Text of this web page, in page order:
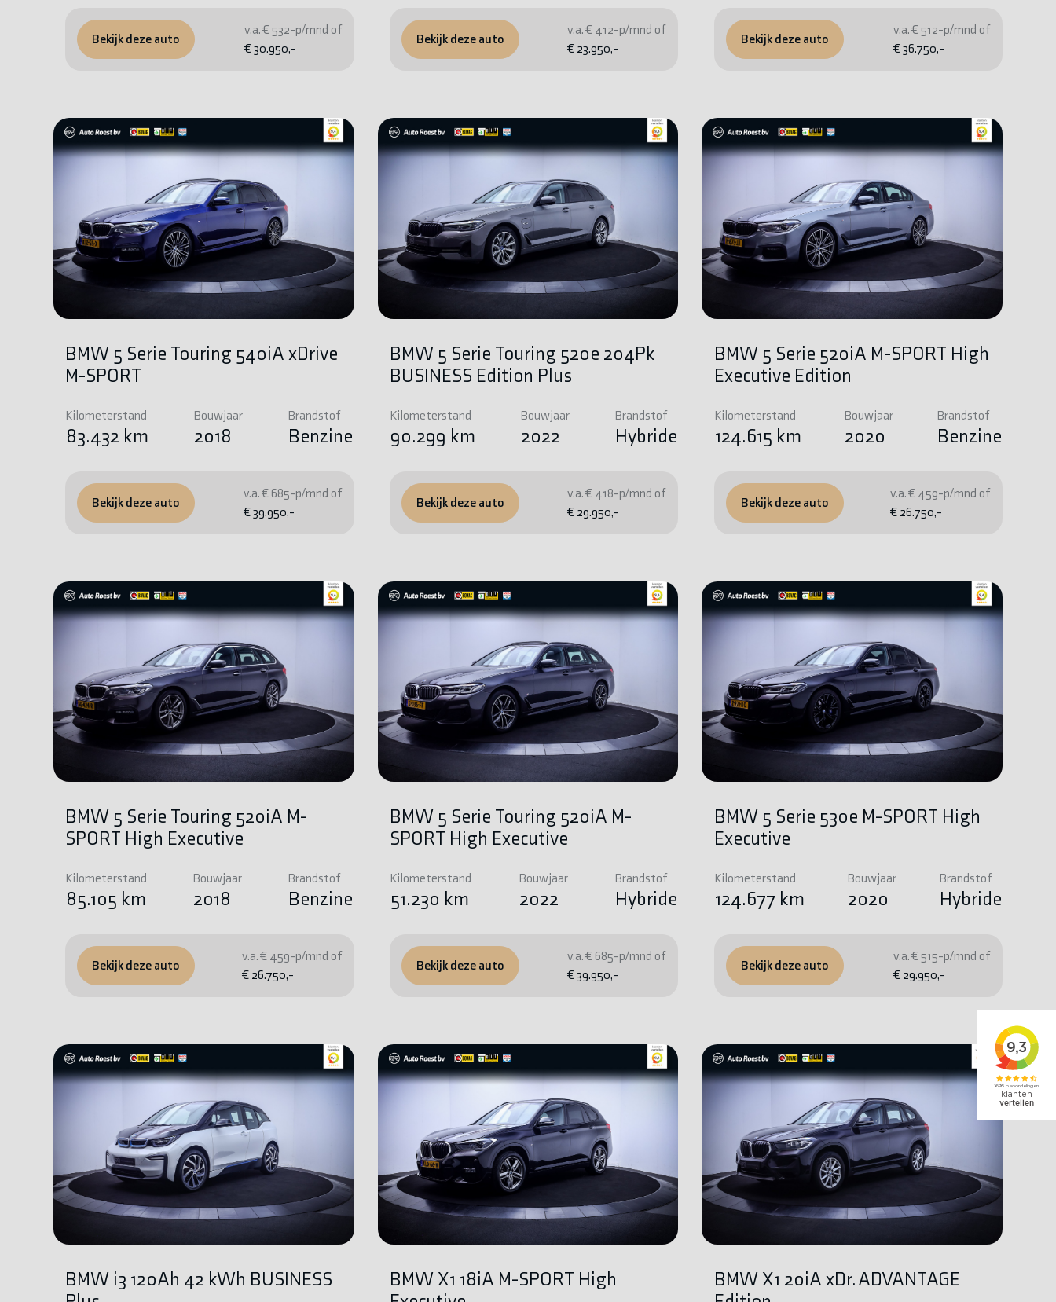
v.a. € 532-p/mnd of
€ 30.950,-
Bekijk deze auto
v.a. € 412-p/mnd of
€ 23.950,-
Bekijk deze auto
v.a. € 512-p/mnd of
€ 36.750,-
Bekijk deze auto
BMW 5 Serie Touring 540iA xDrive
M-SPORT
Kilometerstand
83.432 km
Bouwjaar
2018
Brandstof
Benzine
v.a. € 685-p/mnd of
€ 39.950,-
Bekijk deze auto
BMW 5 Serie Touring 520e 204Pk
BUSINESS Edition Plus
Kilometerstand
90.299 km
Bouwjaar
2022
Brandstof
Hybride
v.a. € 418-p/mnd of
€ 29.950,-
Bekijk deze auto
BMW 5 Serie 520iA M-SPORT High
Executive Edition
Kilometerstand
124.615 km
Bouwjaar
2020
Brandstof
Benzine
v.a. € 459-p/mnd of
€ 26.750,-
Bekijk deze auto
BMW 5 Serie Touring 520iA M-
SPORT High Executive
Kilometerstand
85.105 km
Bouwjaar
2018
Brandstof
Benzine
v.a. € 459-p/mnd of
€ 26.750,-
Bekijk deze auto
BMW 5 Serie Touring 520iA M-
SPORT High Executive
Kilometerstand
51.230 km
Bouwjaar
2022
Brandstof
Hybride
v.a. € 685-p/mnd of
€ 39.950,-
Bekijk deze auto
BMW 5 Serie 530e M-SPORT High
Executive
Kilometerstand
124.677 km
Bouwjaar
2020
Brandstof
Hybride
v.a. € 515-p/mnd of
€ 29.950,-
Bekijk deze auto
BMW i3 120Ah 42 kWh BUSINESS
BMW X1 18iA M-SPORT High
BMW X1 20iA xDr. ADVANTAGE